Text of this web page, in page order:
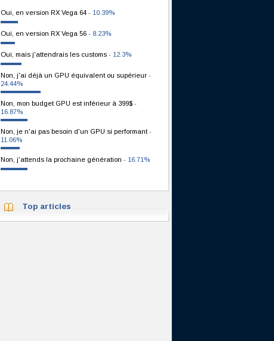
Oui, en version RX Vega 64 - 10.39%
Oui, en version RX Vega 56 - 8.23%
Oui, mais j'attendrais les customs - 12.3%
Non, j'ai déjà un GPU équivalent ou supérieur -
24.44%
Non, mon budget GPU est inférieur à 399$ -
16.87%
Non, je n'ai pas besoin d'un GPU si performant -
11.06%
Non, j'attends la prochaine génération - 16.71%
Top articles